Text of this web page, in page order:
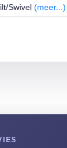
Swivel (meer...)